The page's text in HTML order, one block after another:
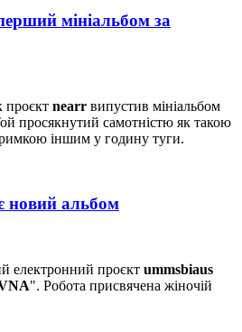
мініальбом за
проєкт nearr випустив мініальбом
просякнутий самотністю як такою
іншим у годину туги.
новий альбом
електронний проєкт ummsbiaus
". Робота присвячена жіночій